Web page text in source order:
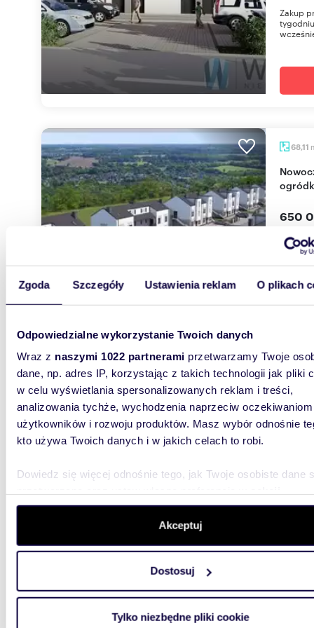
Zgoda Szczegóły Ustawienia reklam O plikach
Odpowiedzialne wykorzystanie Twoich danych
Wraz z naszymi 1022 partnerami przetwarzamy Twoje
dane, np. adres IP, korzystając z takich technologii jak pliki
w celu wyświetlania spersonalizowanych reklam i treści,
analizowania tychże, wychodzenia naprzeciw oczekiwaniom
użytkowników i rozwoju produktów. Masz wybór odnośnie
kto używa Twoich danych i w jakich celach to robi.
Dowiedz się więcej odnośnie tego, jak Twoje osobiste dane
szczegółów. W Deklaracji plików cookie możesz zmienić
wycofać swoją zgodę w dowolnej chwili.
aby oferować funkcje społecznościowe i analizować ruch w
witrynie. Informacje o tym, jak korzystasz z naszej witryny,
analitycznym. Partnerzy mogą połączyć te informacje z
Akceptuj
Dostosuj
Tylko niezbędne pliki cookie
Zakup
68,11
Nowoczesne 3-pokojowe mieszkanie z
650
0% -
cena
116,21
Radzymin - 116 m² bezczynszowe 4 pokoje z
589
Gródki